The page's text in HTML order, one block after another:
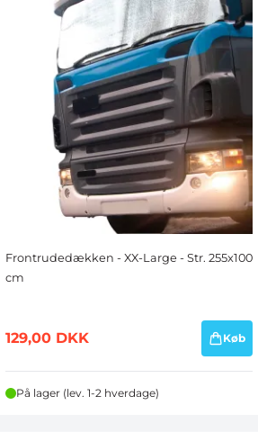
Frontrudedækken - XX-Large - Str. 255x100
cm
129,00 DKK Køb
På lager (lev. 1-2 hverdage)